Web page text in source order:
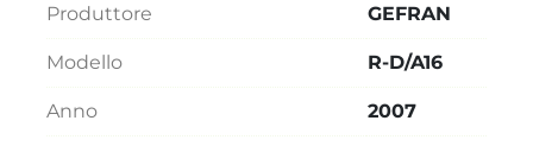
Produttore GEFRAN
Modello R-D/A16
Anno 2007